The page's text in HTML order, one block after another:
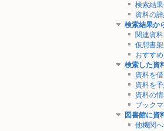
検索結
資料の
検索結果か
関連資
仮想書
おすす
検索した資
資料を
資料を
資料の
ブック
図書館に資
他機関